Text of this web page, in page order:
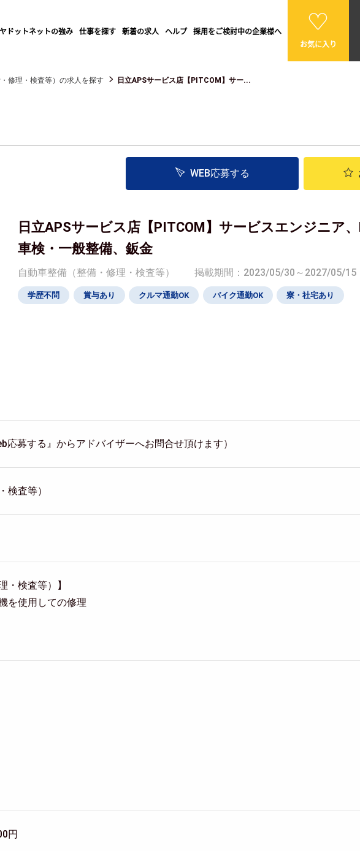
ドットネットの強み 仕事を探す 新着の求人 ヘルプ 採用をご検討中の企業様へ
お気に入り
修理・検査等）の求人を探す 日立APSサービス店【PITCOM】サー...
WEB応募する
日立APSサービス店【PITCOM】サービスエンジニア、
車検・一般整備、鈑金
自動車整備（整備・修理・検査等） 掲載期間：2023/05/30～2027/05/15
学歴不問 賞与あり クルマ通勤OK バイク通勤OK 寮・社宅あり
応募する』からアドバイザーへお問合せ頂けます）
検査等）
・検査等）】
を使用しての修理
円